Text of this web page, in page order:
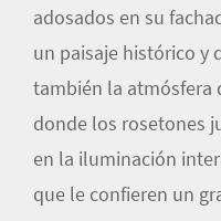
adosados en su
un paisaje histórico y
también la atmósfera
donde los rosetones
en la iluminación
que le confieren un